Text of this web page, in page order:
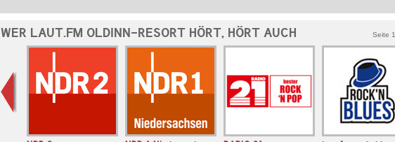
WER LAUT.FM OLDINN-RESORT HÖRT, HÖRT AUCH Seite 1